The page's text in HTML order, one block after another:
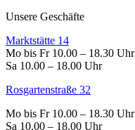
Unsere Geschäfte
Marktstätte 14
Mo bis Fr 10.00 – 18.30 Uhr
Sa 10.00 – 18.00 Uhr
Rosgartenstraße 32
Mo bis Fr 10.00 – 18.30 Uhr
Sa 10.00 – 18.00 Uhr